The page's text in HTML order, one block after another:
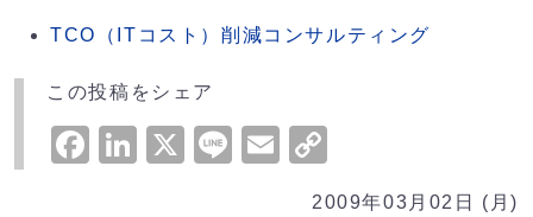
TCO（ITコスト）削減コンサルティング
この投稿をシェア
Facebook
LinkedIn
X LineEmail
Link
2009年03月02日 (月)